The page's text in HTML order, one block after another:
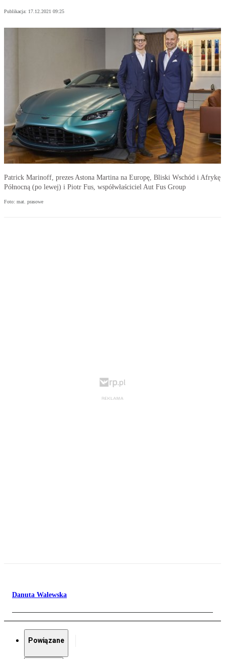
Publikacja: 17.12.2021 09:25
Patrick Marinoff, prezes Astona Martina na Europę, Bliski Wschód i Afrykę
Północną (po lewej) i Piotr Fus, współwłaściciel Aut Fus Group
Foto: mat. prasowe
Danuta Walewska
Powiązane